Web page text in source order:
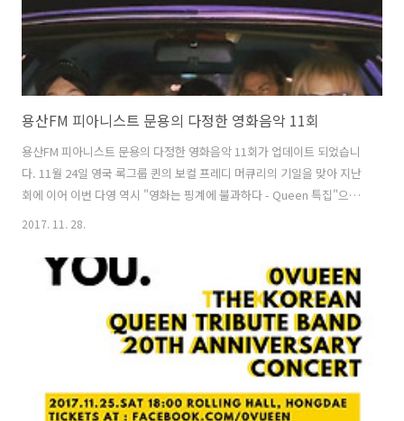
용산FM 피아니스트 문용의 다정한 영화음악 11회
용산FM 피아니스트 문용의 다정한 영화음악 11회가 업데이트 되었습니
다. 11월 24일 영국 록그룹 퀸의 보컬 프레디 머큐리의 기일을 맞아 지난
회에 이어 이번 다영 역시 "영화는 핑계에 불과하다 - Queen 특집"으로
신 보헤미안PJ 님을 게스트로 모시고 플래시 고든(1980), 메트로폴리스
(1984), 하이랜더(1986), 웨인즈 월드(1992) 등을 중심으로 퀸의 음악에
대해 이야기 나눠보았습니다. [관련 링크] Queen Forever 다음 카페
Queen Forever 페이스북 다정한 영화음악 11회 녹음은 문타라스튜디
오에서 이뤄졌습니다. ..
2017. 11. 28.